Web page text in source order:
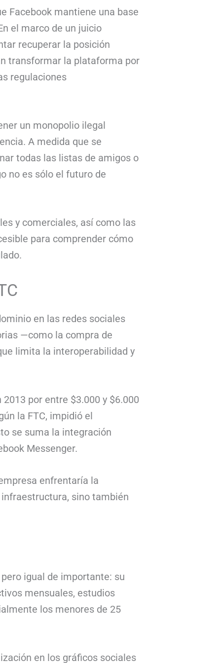
Facebook mantiene una base
el marco de un juicio
recuperar la posición
transformar la plataforma por
regulaciones
un monopolio ilegal
A medida que se
todas las listas de amigos o
no es sólo el futuro de
y comerciales, así como las
para comprender cómo
en las redes sociales
—como la compra de
limita la interoperabilidad y
por entre $3.000 y $6.000
la FTC, impidió el
se suma la integración
Messenger.
enfrentaría la
sino también
igual de importante: su
mensuales, estudios
los menores de 25
en los gráficos sociales